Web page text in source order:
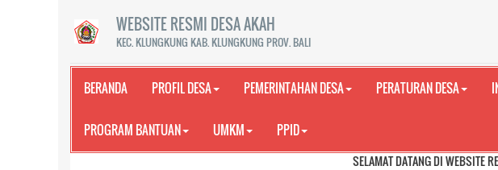
WEBSITE RESMI DESA AKAH
KEC. KLUNGKUNG KAB. KLUNGKUNG PROV. BALI
BERANDA PROFIL DESA PEMERINTAHAN DESA PERATURAN DESA
PROGRAM BANTUAN UMKM PPID
SELAMAT DATANG DI WEBSITE RESMI DESA